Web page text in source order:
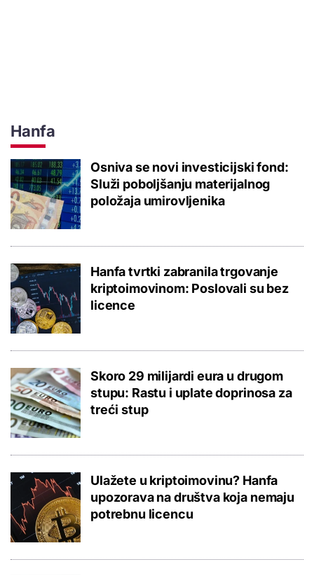
Hanfa
Osniva se novi investicijski fond:
Služi poboljšanju materijalnog
položaja umirovljenika
Hanfa tvrtki zabranila trgovanje
kriptoimovinom: Poslovali su bez
licence
Skoro 29 milijardi eura u drugom
stupu: Rastu i uplate doprinosa za
treći stup
Ulažete u kriptoimovinu? Hanfa
upozorava na društva koja nemaju
potrebnu licencu